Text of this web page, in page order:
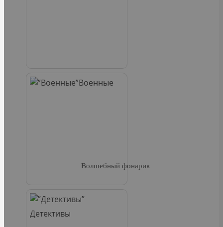
Военные
Детективы
Волшебный фонарик